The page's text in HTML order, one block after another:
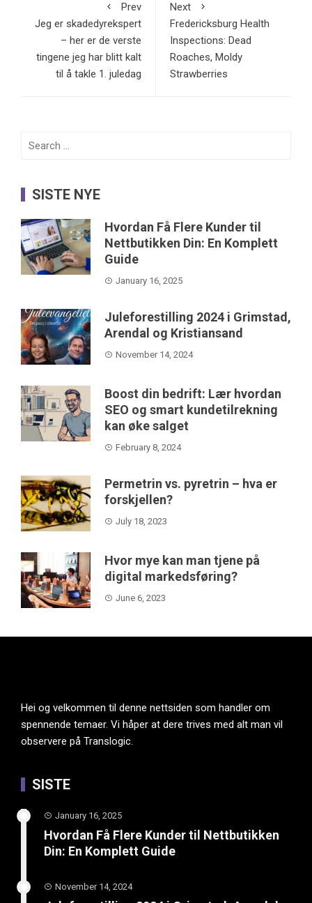
Prev
Jeg er skadedyrekspert
– her er de verste
tingene jeg har blitt kalt
til å takle 1. juledag
Next
Fredericksburg Health
Inspections: Dead
Roaches, Moldy
Strawberries
Search
SISTE NYE
Hvordan Få Flere Kunder til
Nettbutikken Din: En Komplett
Guide
January 16, 2025
Juleforestilling 2024 i Grimstad,
Arendal og Kristiansand
November 14, 2024
Boost din bedrift: Lær hvordan
SEO og smart kundetilrekning
kan øke salget
February 8, 2024
Permetrin vs. pyretrin – hva er
forskjellen?
July 18, 2023
Hvor mye kan man tjene på
digital markedsføring?
June 6, 2023
Hei og velkommen til denne nettsiden som handler om
spennende temaer. Vi håper at dere trives med alt man vil
observere på Translogic.
SISTE
January 16, 2025
Hvordan Få Flere Kunder til Nettbutikken
Din: En Komplett Guide
November 14, 2024